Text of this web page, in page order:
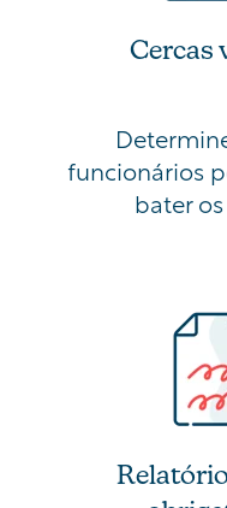
Cercas
funcionários
bater